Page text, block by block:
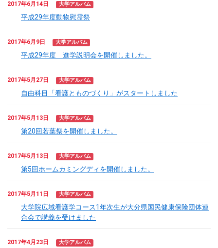
2017年6月14日 大学アルバム
平成29年度動物慰霊祭
2017年6月9日 大学アルバム
平成29年度 進学説明会を開催しました。
2017年5月27日 大学アルバム
自由科目「看護とものづくり」がスタートしました
2017年5月13日 大学アルバム
第20回若葉祭を開催しました。
2017年5月13日 大学アルバム
第5回ホームカミングディを開催しました。
2017年5月11日 大学アルバム
大学院広域看護学コース1年次生が大分県国民健康保険団体連
合会で講義を受けました
2017年4月23日 大学アルバム